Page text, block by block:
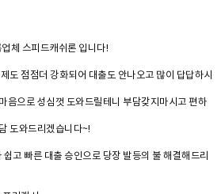
체 스피드캐쉬론 입니다!
도 점점더 강화되어 대출도 안나오고 많이 답답하시
음으로 성심껏 도와드릴테니 부담갖지마시고 편하
도와드리겠습니다~!
고 빠른 대출 승인으로 당장 발등의 불 해결해드리